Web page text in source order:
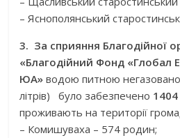
– Яснополянський
3. За сприяння Благодійної
«Благодійний Фонд «Глобал
ЮА»водою питною
літрів) було забезпечено
проживають на території
– Комишуваха – 574 родин;